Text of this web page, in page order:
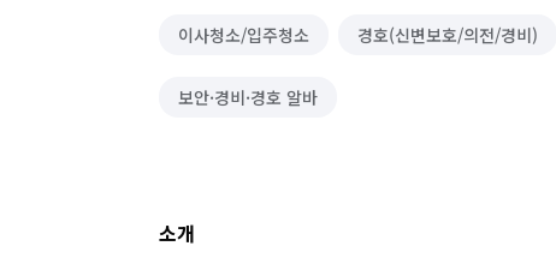
이사청소/입주청소 경호(신변보호/의전/경비)
보안·경비·경호 알바
소개